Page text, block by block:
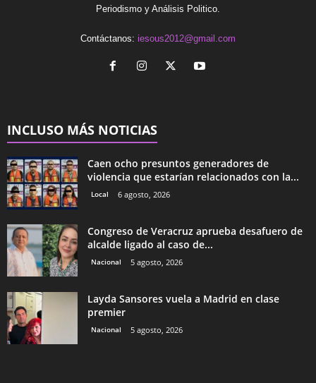
Periodismo y Análisis Politico.
Contáctanos: iesous2012@gmail.com
INCLUSO MÁS NOTICIAS
Caen ocho presuntos generadores de
violencia que estarían relacionados con la...
Local 6 agosto, 2026
Congreso de Veracruz aprueba desafuero de
alcalde ligado al caso de...
Nacional 5 agosto, 2026
Layda Sansores vuela a Madrid en clase
premier
Nacional 5 agosto, 2026